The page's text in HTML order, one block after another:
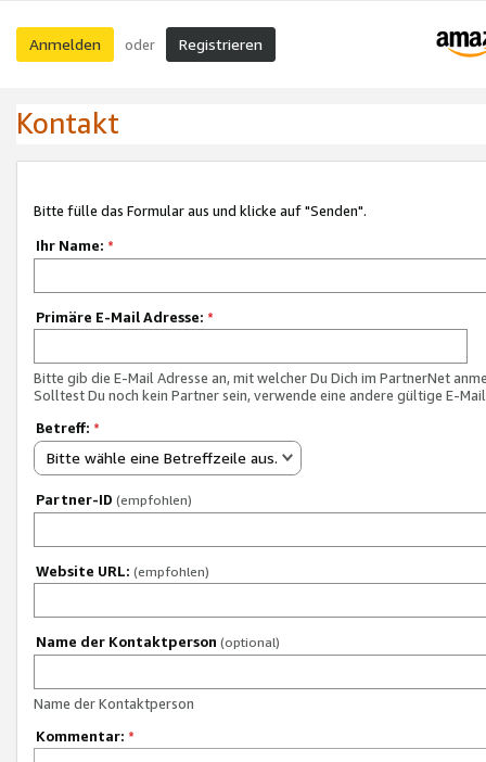
Anmelden oder Registrieren
Kontakt
Bitte fülle das Formular aus und klicke auf "Senden".
Ihr Name: *
Primäre E-Mail Adresse: *
Bitte gib die E-Mail Adresse an, mit welcher Du Dich im PartnerNet
Solltest Du noch kein Partner sein, verwende eine andere gültige E-
Betreff: *
Bitte wähle eine Betreffzeile aus.
Partner-ID (empfohlen)
Website URL: (empfohlen)
Name der Kontaktperson (optional)
Name der Kontaktperson
Kommentar: *